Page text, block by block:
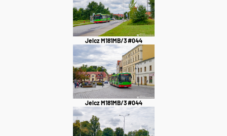
Jelcz M181MB/3 #044
Jelcz M181MB/3 #044